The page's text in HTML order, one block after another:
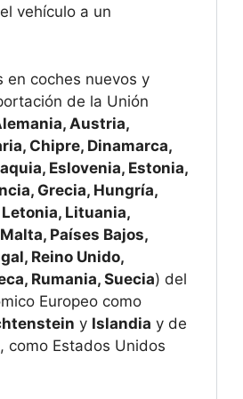
vehículo a un
en coches nuevos y
de la Unión
Austria,
Chipre, Dinamarca,
Eslovenia, Estonia,
Grecia, Hungría,
Lituania,
Países Bajos,
Reino Unido,
Rumania, Suecia) del
Europeo como
y Islandia y de
como Estados Unidos